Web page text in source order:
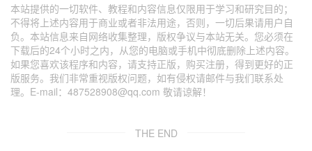
本站提供的一切软件、教程和内容信息仅限用于学习和研究目的；
不得将上述内容用于商业或者非法用途，否则，一切后果请用户自
负。本站信息来自网络收集整理，版权争议与本站无关。您必须在
下载后的24个小时之内，从您的电脑或手机中彻底删除上述内容。
如果您喜欢该程序和内容，请支持正版，购买注册，得到更好的正
版服务。我们非常重视版权问题，如有侵权请邮件与我们联系处
理。E-mail：487528908@qq.com 敬请谅解！
THE END